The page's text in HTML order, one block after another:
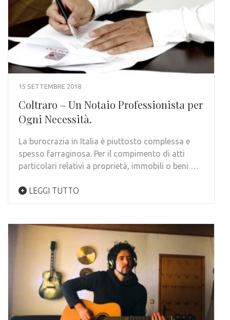
15 SETTEMBRE 2018
Coltraro – Un Notaio Professionista per
Ogni Necessità.
La burocrazia in Italia è piuttosto complessa e
spesso farraginosa. Per il compimento di atti
particolari relativi a proprietà, immobili o beni …
LEGGI TUTTO